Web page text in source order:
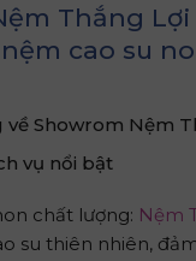
Thắng
cao su
về Showrom Nệm
vụ nổi bật
chất lượng: Nệm
su thiên nhiên,